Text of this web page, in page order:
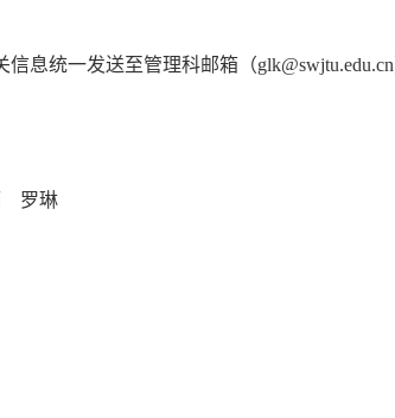
信息统一发送至管理科邮箱（glk@swjtu.edu.cn
罗琳